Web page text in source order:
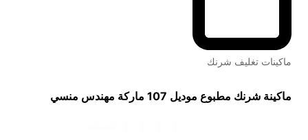
ماكينات تغليف شرنك
ماكينة شرنك مطبوع موديل 107 ماركة مهندس منسي